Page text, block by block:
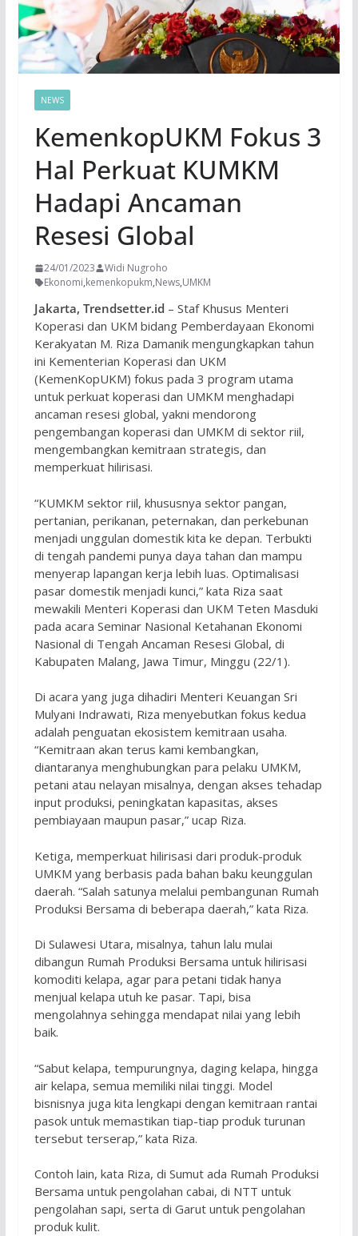
NEWS
KemenkopUKM Fokus 3
Hal Perkuat KUMKM
Hadapi Ancaman
Resesi Global
24/01/2023
Widi Nugroho
Ekonomi,kemenkopukm,News,UMKM
Jakarta, Trendsetter.id – Staf Khusus Menteri
Koperasi dan UKM bidang Pemberdayaan Ekonomi
Kerakyatan M. Riza Damanik mengungkapkan tahun
ini Kementerian Koperasi dan UKM
(KemenKopUKM) fokus pada 3 program utama
untuk perkuat koperasi dan UMKM menghadapi
ancaman resesi global, yakni mendorong
pengembangan koperasi dan UMKM di sektor riil,
mengembangkan kemitraan strategis, dan
memperkuat hilirisasi.
“KUMKM sektor riil, khususnya sektor pangan,
pertanian, perikanan, peternakan, dan perkebunan
menjadi unggulan domestik kita ke depan. Terbukti
di tengah pandemi punya daya tahan dan mampu
menyerap lapangan kerja lebih luas. Optimalisasi
pasar domestik menjadi kunci,” kata Riza saat
mewakili Menteri Koperasi dan UKM Teten Masduki
pada acara Seminar Nasional Ketahanan Ekonomi
Nasional di Tengah Ancaman Resesi Global, di
Kabupaten Malang, Jawa Timur, Minggu (22/1).
Di acara yang juga dihadiri Menteri Keuangan Sri
Mulyani Indrawati, Riza menyebutkan fokus kedua
adalah penguatan ekosistem kemitraan usaha.
“Kemitraan akan terus kami kembangkan,
diantaranya menghubungkan para pelaku UMKM,
petani atau nelayan misalnya, dengan akses tehadap
input produksi, peningkatan kapasitas, akses
pembiayaan maupun pasar,” ucap Riza.
Ketiga, memperkuat hilirisasi dari produk-produk
UMKM yang berbasis pada bahan baku keunggulan
daerah. “Salah satunya melalui pembangunan Rumah
Produksi Bersama di beberapa daerah,” kata Riza.
Di Sulawesi Utara, misalnya, tahun lalu mulai
dibangun Rumah Produksi Bersama untuk hilirisasi
komoditi kelapa, agar para petani tidak hanya
menjual kelapa utuh ke pasar. Tapi, bisa
mengolahnya sehingga mendapat nilai yang lebih
baik.
“Sabut kelapa, tempurungnya, daging kelapa, hingga
air kelapa, semua memiliki nilai tinggi. Model
bisnisnya juga kita lengkapi dengan kemitraan rantai
pasok untuk memastikan tiap-tiap produk turunan
tersebut terserap,” kata Riza.
Contoh lain, kata Riza, di Sumut ada Rumah Produksi
Bersama untuk pengolahan cabai, di NTT untuk
pengolahan sapi, serta di Garut untuk pengolahan
produk kulit.